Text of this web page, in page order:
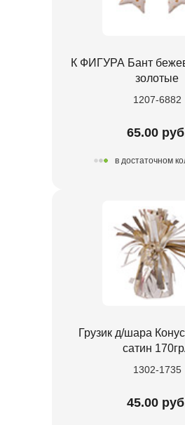
К ФИГУРА Бант
золотые
1207-6882
65.00
в достаточном
Грузик д/шара
сатин
1302-1735
45.00